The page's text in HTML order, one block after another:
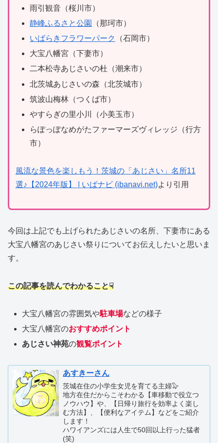
雨引観音（桜川市）
静峰ふるさと公園
（那珂市）
いばらきフラワーパーク
（石岡市）
大宝八幡宮（下妻市）
二本松寺あじさいの杜（潮来市）
北茨城あじさいの森（北茨城市）
筑波山梅林（つくば市）
やすらぎの里小川（小美玉市）
らぽっぽなめがたファーマーズヴィレッジ（行方
市）
風流な景色を楽しもう！茨城の「あじさい」名所11
選♪【2024年版】 | いばナビ (ibanavi.net)より引用
今回は上記でも上げられたあじさいの名所、下妻市にある
大宝八幡宮のあじさい祭りについてお伝えしたいと思いま
す。
この記事を読んでわかること☟
大宝八幡宮の雰囲気や駐車場などの様子
大宝八幡宮のおすすめポイント
あじさい神苑の観覧ポイント
あすきーさん
茨城在住の小学生女児を育てる主婦🦭
地方在住だからこそわかる【車移動で役立つ
ノウハウ】や、【日帰り旅行を効率よく楽し
む方法】、【便利なアイテム】などをご紹介
します！
ハワイアンズには人生で50回以上行った猛者
(笑)